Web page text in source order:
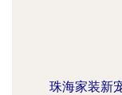
珠海家装新